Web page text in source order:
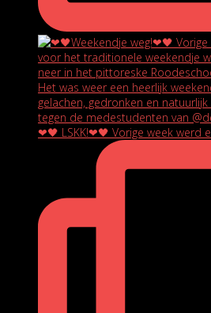
❤🖤 LSKK!❤🖤 Vorige week werd